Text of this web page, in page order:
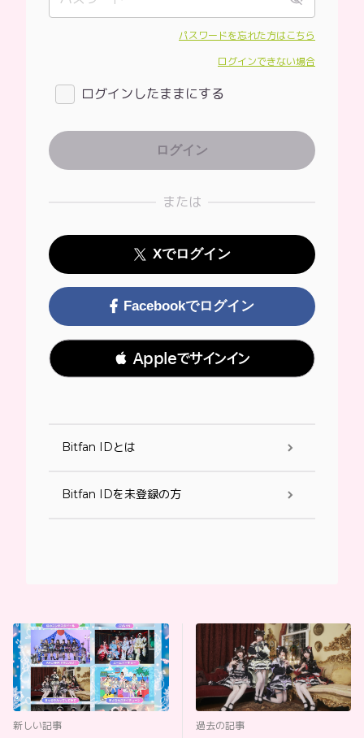
パスワードを忘れた方はこちら
ログインできない場合
ログインしたままにする
または
Xでログイン
Facebookでログイン
 Appleでサインイン
Bitfan IDとは
Bitfan IDを未登録の方
新しい記事 過去の記事